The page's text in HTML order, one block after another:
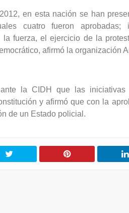
en esta nación se han
cuatro fueron
la fuerza, el ejercicio de la
afirmó la organización
la CIDH que las
y afirmó que con la
de un Estado policial.